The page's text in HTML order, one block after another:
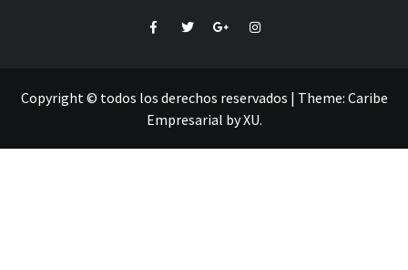
FacebookTwitterGoogle+Instagram
Copyright © todos los derechos reservados | Theme: Caribe
Empresarial byXU.